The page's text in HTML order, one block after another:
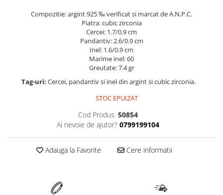
marimea 60
marimea 65
marime reglabila
Compozitie: argint 925 ‰ verificat si marcat de A.N.P.C.
Piatra: cubic zirconia
Cercei: 1.7/0.9 cm
Pandantiv: 2.6/0.9 cm
Inel: 1.6/0.9 cm
Marime inel: 60
Greutate: 7.4 gr
Tag-uri: Cercei, pandantiv si inel din argint si cubic zirconia.
STOC EPUIZAT
Cod Produs: 50854
Ai nevoie de ajutor? 0799199104
Adauga la Favorite Cere informatii